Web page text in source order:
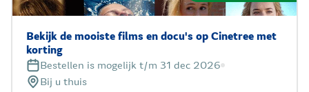
Bekijk de mooiste films en docu's op Cinetree met
korting
Bestellen is mogelijk t/m 31 dec 2026
Bij u thuis